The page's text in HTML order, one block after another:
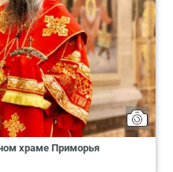
храме Приморья